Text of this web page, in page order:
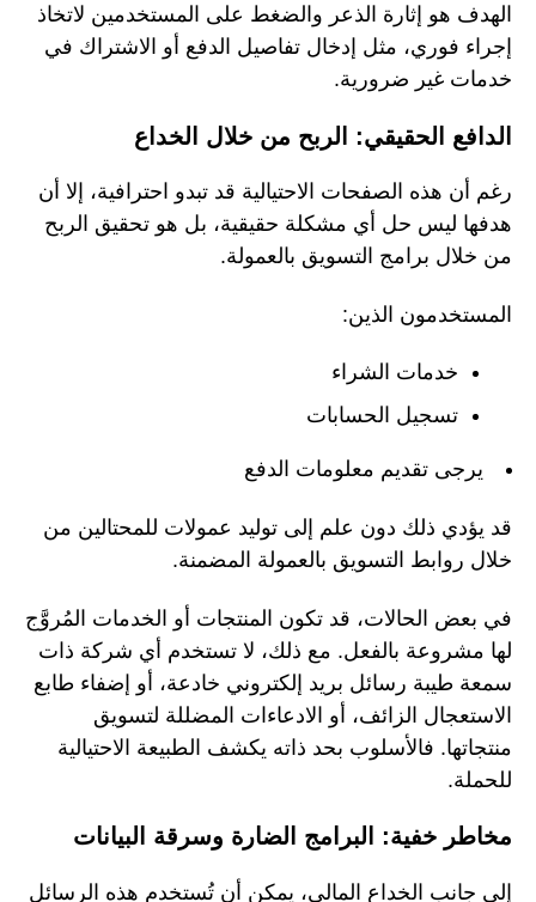
الهدف هو إثارة الذعر والضغط على المستخدمين لاتخاذ
إجراء فوري، مثل إدخال تفاصيل الدفع أو الاشتراك في
خدمات غير ضرورية.
الدافع الحقيقي: الربح من خلال الخداع
رغم أن هذه الصفحات الاحتيالية قد تبدو احترافية، إلا أن
هدفها ليس حل أي مشكلة حقيقية، بل هو تحقيق الربح
من خلال برامج التسويق بالعمولة.
المستخدمون الذين:
خدمات الشراء
تسجيل الحسابات
يرجى تقديم معلومات الدفع
قد يؤدي ذلك دون علم إلى توليد عمولات للمحتالين من
خلال روابط التسويق بالعمولة المضمنة.
في بعض الحالات، قد تكون المنتجات أو الخدمات المُروَّج
لها مشروعة بالفعل. مع ذلك، لا تستخدم أي شركة ذات
سمعة طيبة رسائل بريد إلكتروني خادعة، أو إضفاء طابع
الاستعجال الزائف، أو الادعاءات المضللة لتسويق
منتجاتها. فالأسلوب بحد ذاته يكشف الطبيعة الاحتيالية
للحملة.
مخاطر خفية: البرامج الضارة وسرقة البيانات
إلى جانب الخداع المالي، يمكن أن تُستخدم هذه الرسائل